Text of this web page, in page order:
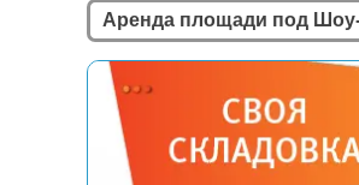
Аренда площади под